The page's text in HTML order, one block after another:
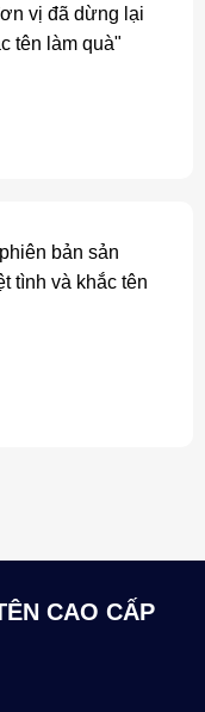
vị đã dừng lại
tên làm quà"
bản sản
tình và khắc tên
CAO CẤP